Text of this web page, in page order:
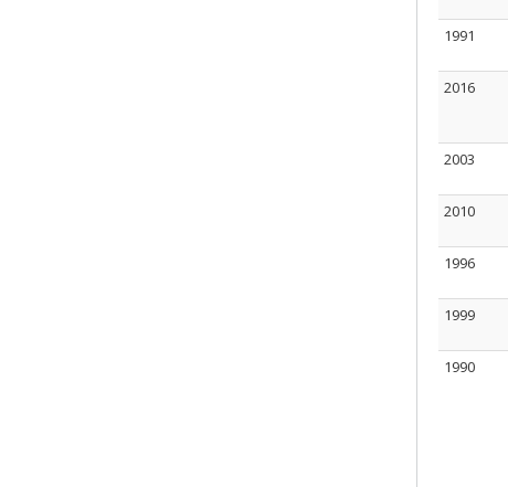
1991
2016
2003
2010
1996
1999
1990